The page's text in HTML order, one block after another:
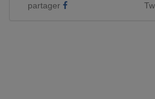
partager